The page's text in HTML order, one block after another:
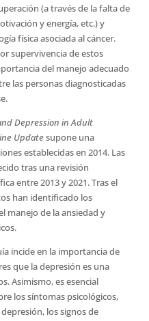
(a través de la falta de
y energía, etc.) y
física asociada al cáncer.
supervivencia de estos
del manejo adecuado
las personas diagnosticadas
Depression in Adult
Updatesupone una
establecidas en 2014. Las
tras una revisión
entre 2013 y 2021. Tras el
han identificado los
manejo de la ansiedad y
incide en la importancia de
que la depresión es una
Asimismo, es esencial
los síntomas psicológicos,
los signos de